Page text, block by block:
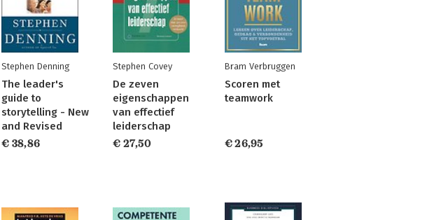
Stephen Denning
The leader's
guide to
storytelling - New
and Revised
€ 38,86
Stephen Covey
De zeven
eigenschappen
van effectief
leiderschap
€ 27,50
Bram Verbruggen
Scoren met
teamwork
€ 26,95